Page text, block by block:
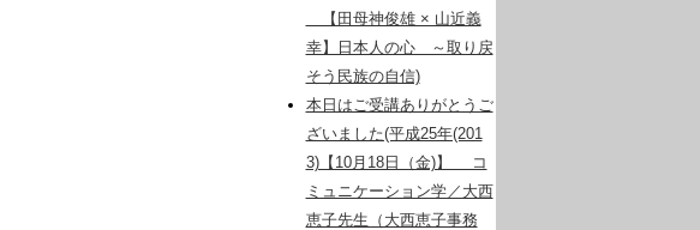
【田母神俊雄 × 山近義
幸】日本人の心 ～取り戻
そう民族の自信)
本日はご受講ありがとうご
ざいました(平成25年(201
3)【10月18日（金)】 コ
ミュニケーション学／大西
恵子先生（大西恵子事務